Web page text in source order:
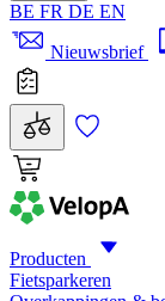
BE FR DE EN
Nieuwsbrief
Producten
Fietsparkeren